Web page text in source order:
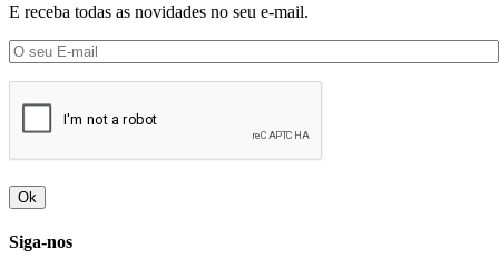
E receba todas as novidades no seu e-mail.
Ok
Siga-nos